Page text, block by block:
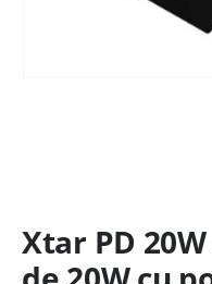
Xtar PD